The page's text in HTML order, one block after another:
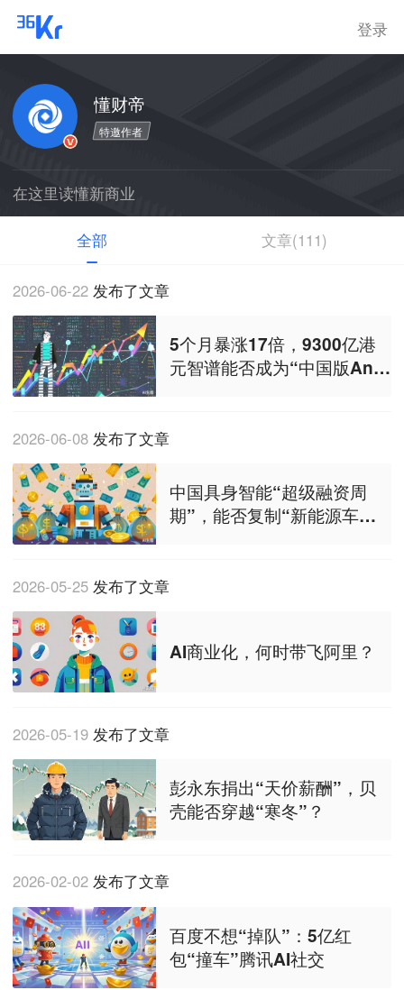
登录
懂财帝
特邀作者
在这里读懂新商业
全部 文章(111)
2026-06-22 发布了文章
5个月暴涨17倍，9300亿港
元智谱能否成为“中国版Anth
2026-06-08 发布了文章
中国具身智能“超级融资周
期”，能否复制“新能源车时
2026-05-25 发布了文章
AI商业化，何时带飞阿里？
2026-05-19 发布了文章
彭永东捐出“天价薪酬”，贝
壳能否穿越“寒冬”？
2026-02-02 发布了文章
百度不想“掉队”：5亿红
包“撞车”腾讯AI社交